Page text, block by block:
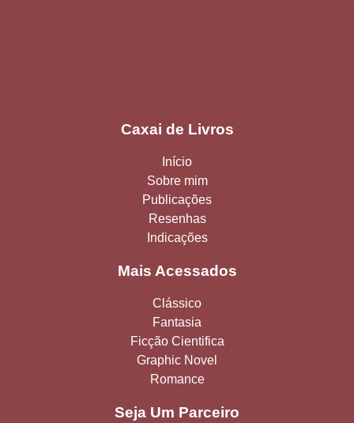
Caxai de Livros
Início
Sobre mim
Publicações
Resenhas
Indicações
Mais Acessados
Clássico
Fantasia
Ficção Cientifica
Graphic Novel
Romance
Seja Um Parceiro